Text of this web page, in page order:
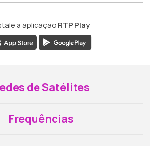
a aplicação RTP Play
de Satélites
Frequências